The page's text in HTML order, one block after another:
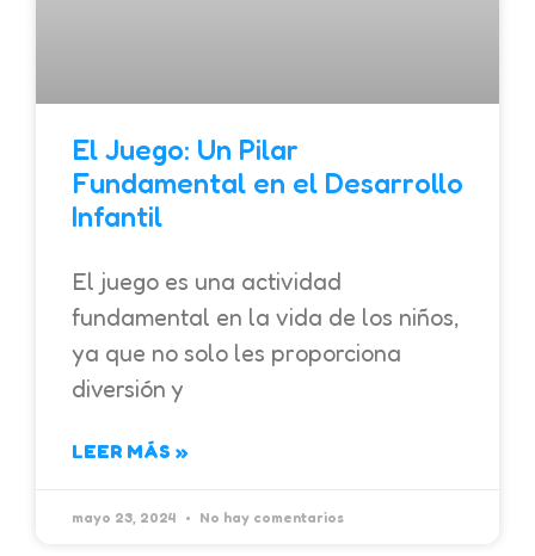
El Juego: Un Pilar
Fundamental en el Desarrollo
Infantil
El juego es una actividad
fundamental en la vida de los niños,
ya que no solo les proporciona
diversión y
LEER MÁS »
mayo 23, 2024 No hay comentarios